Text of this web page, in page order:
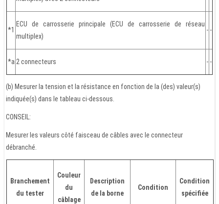
*1
ECU de carrosserie principale (ECU de carrosserie de réseau
multiplex)
- -
*a 2 connecteurs - -
(b) Mesurer la tension et la résistance en fonction de la (des) valeur(s)
indiquée(s) dans le tableau ci-dessous.
CONSEIL:
Mesurer les valeurs côté faisceau de câbles avec le connecteur
débranché.
Branchement
du tester
Couleur
du
câblage
Description
de la borne
Condition
Condition
spécifiée